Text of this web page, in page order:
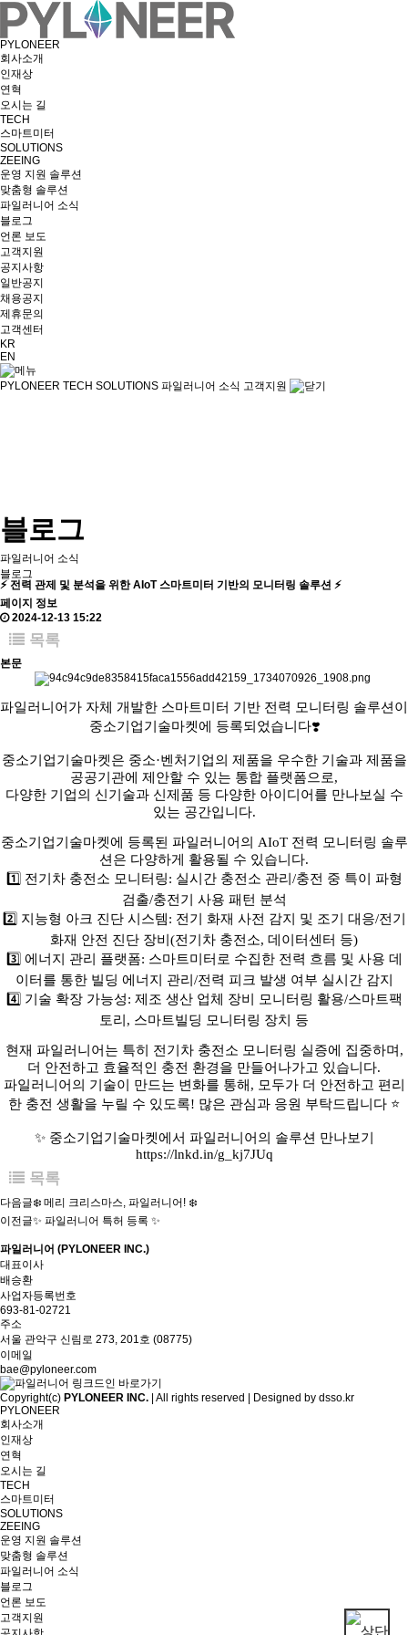
PYLONEER
회사소개
인재상
연혁
오시는 길
TECH
스마트미터
SOLUTIONS
ZEEING
운영 지원 솔루션
맞춤형 솔루션
파일러니어 소식
블로그
언론 보도
고객지원
공지사항
일반공지
채용공지
제휴문의
고객센터
KR
EN
PYLONEER TECH SOLUTIONS 파일러니어 소식 고객지원
블로그
파일러니어 소식
블로그
⚡ 전력 관제 및 분석을 위한 AIoT 스마트미터 기반의 모니터링 솔루션 ⚡
페이지 정보
2024-12-13 15:22
목록
본문
파일러니어가 자체 개발한 스마트미터 기반 전력 모니터링 솔루션이
중소기업기술마켓에 등록되었습니다❣️
중소기업기술마켓은 중소·벤처기업의 제품을 우수한 기술과 제품을
공공기관에 제안할 수 있는 통합 플랫폼으로,
다양한 기업의 신기술과 신제품 등 다양한 아이디어를 만나보실 수
있는 공간입니다.
중소기업기술마켓에 등록된 파일러니어의 AIoT 전력 모니터링 솔루
션은 다양하게 활용될 수 있습니다.
1️⃣ 전기차 충전소 모니터링: 실시간 충전소 관리/충전 중 특이 파형
검출/충전기 사용 패턴 분석
2️⃣ 지능형 아크 진단 시스템: 전기 화재 사전 감지 및 조기 대응/전기
화재 안전 진단 장비(전기차 충전소, 데이터센터 등)
3️⃣ 에너지 관리 플랫폼: 스마트미터로 수집한 전력 흐름 및 사용 데
이터를 통한 빌딩 에너지 관리/전력 피크 발생 여부 실시간 감지
4️⃣ 기술 확장 가능성: 제조 생산 업체 장비 모니터링 활용/스마트팩
토리, 스마트빌딩 모니터링 장치 등
현재 파일러니어는 특히 전기차 충전소 모니터링 실증에 집중하며,
더 안전하고 효율적인 충전 환경을 만들어나가고 있습니다.
파일러니어의 기술이 만드는 변화를 통해, 모두가 더 안전하고 편리
한 충전 생활을 누릴 수 있도록! 많은 관심과 응원 부탁드립니다 ⭐
✨ 중소기업기술마켓에서 파일러니어의 솔루션 만나보기
https://lnkd.in/g_kj7JUq
목록
다음글❄️ 메리 크리스마스, 파일러니어! ❄️
이전글✨ 파일러니어 특허 등록 ✨
파일러니어 (PYLONEER INC.)
대표이사
배승환
사업자등록번호
693-81-02721
주소
서울 관악구 신림로 273, 201호 (08775)
이메일
bae@pyloneer.com
Copyright(c) PYLONEER INC. | All rights reserved | Designed by dsso.kr
PYLONEER
회사소개
인재상
연혁
오시는 길
TECH
스마트미터
SOLUTIONS
ZEEING
운영 지원 솔루션
맞춤형 솔루션
파일러니어 소식
블로그
언론 보도
고객지원